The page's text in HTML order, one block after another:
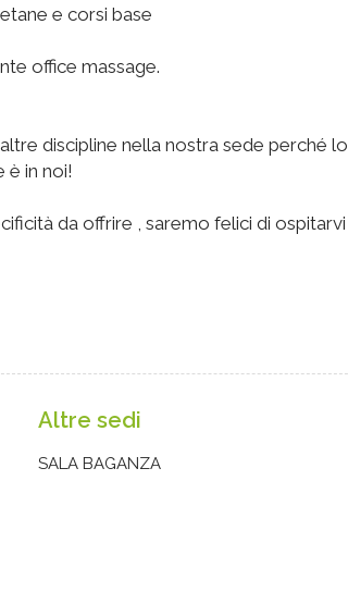
e corsi base
office massage.
discipline nella nostra sede perché lo
è in noi!
da offrire , saremo felici di ospitarvi
Altre sedi
SALA BAGANZA